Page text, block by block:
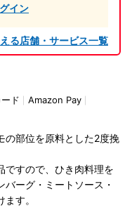
イン
る店舗・サービス一覧
ド
Amazon Pay
の部位を原料とした2度挽
ですので、ひき肉料理を
ーグ・ミートソース・
す。